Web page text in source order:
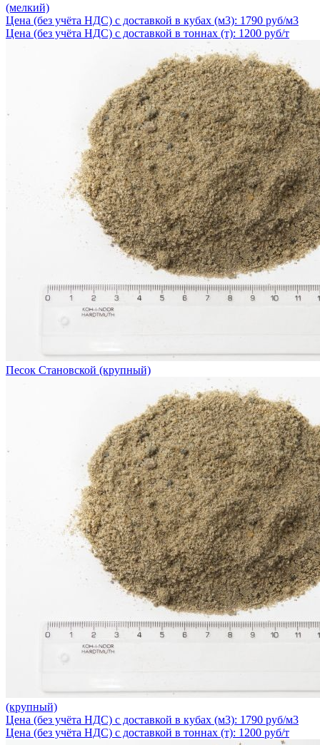
(мелкий)
Цена (без учёта НДС) с доставкой в кубах (м3): 1790 руб/м3
Цена (без учёта НДС) с доставкой в тоннах (т): 1200 руб/т
Песок Становской (крупный)
(крупный)
Цена (без учёта НДС) с доставкой в кубах (м3): 1790 руб/м3
Цена (без учёта НДС) с доставкой в тоннах (т): 1200 руб/т